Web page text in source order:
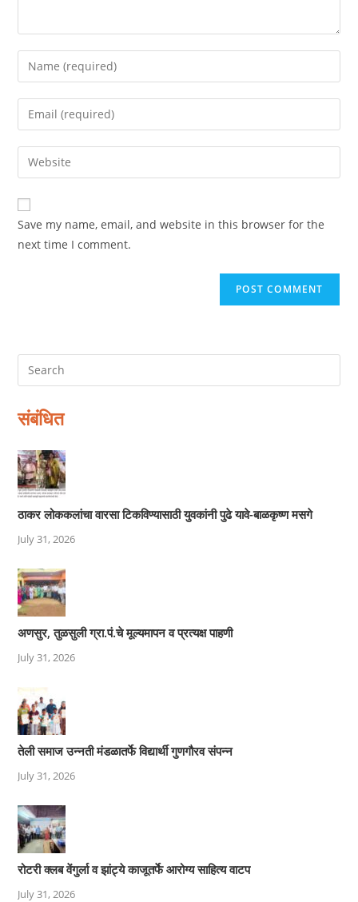
Enter
your
name
comment
Enter
your
email
address
comment
Enter
your
website
URL
(optional)
Save my name, email, and website in this browser for the
next time I comment.
संबंधित
ठाकर लोककलांचा वारसा टिकविण्यासाठी युवकांनी पुढे यावे-बाळकृष्ण मसगे
July 31, 2026
अणसुर, तुळसुली ग्रा.पं.चे मूल्यमापन व प्रत्यक्ष पाहणी
July 31, 2026
तेली समाज उन्नती मंडळातर्फे विद्यार्थी गुणगौरव संपन्न
July 31, 2026
रोटरी क्लब वेंगुर्ला व झांट्ये काजूतर्फे आरोग्य साहित्य वाटप
July 31, 2026